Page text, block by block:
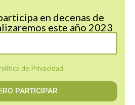
en decenas de
este año 2023
de Privacidad
PARTICIPAR